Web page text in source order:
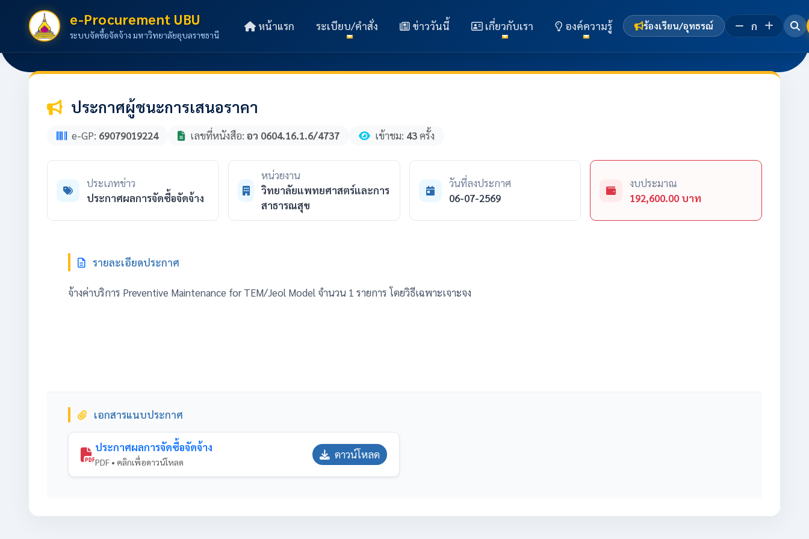
e-Procurement UBU
ระบบจัดซื้อจัดจ้าง มหาวิทยาลัยอุบลราชธานี
หน้าแรก ระเบียบ/คำสั่ง ข่าววันนี้ เกี่ยวกับเรา องค์ความรู้ ร้องเรียน/อุทธรณ์ ก
ประกาศผู้ชนะการเสนอราคา
e-GP: 69079019224 เลขที่หนังสือ: อว 0604.16.1.6/4737 เข้าชม: 43ครั้ง
ประเภทข่าว
ประกาศผลการจัดซื้อจัดจ้าง
หน่วยงาน
วิทยาลัยแพทยศาสตร์และการ
สาธารณสุข
วันที่ลงประกาศ
06-07-2569
งบประมาณ
192,600.00 บาท
รายละเอียดประกาศ
จ้างค่าบริการ Preventive Maintenance for TEM/Jeol Model จำนวน 1 รายการ โดยวิธีเฉพาะเจาะจง
เอกสารแนบประกาศ
ประกาศผลการจัดซื้อจัดจ้าง
PDF • คลิกเพื่อดาวน์โหลด
ดาวน์โหลด